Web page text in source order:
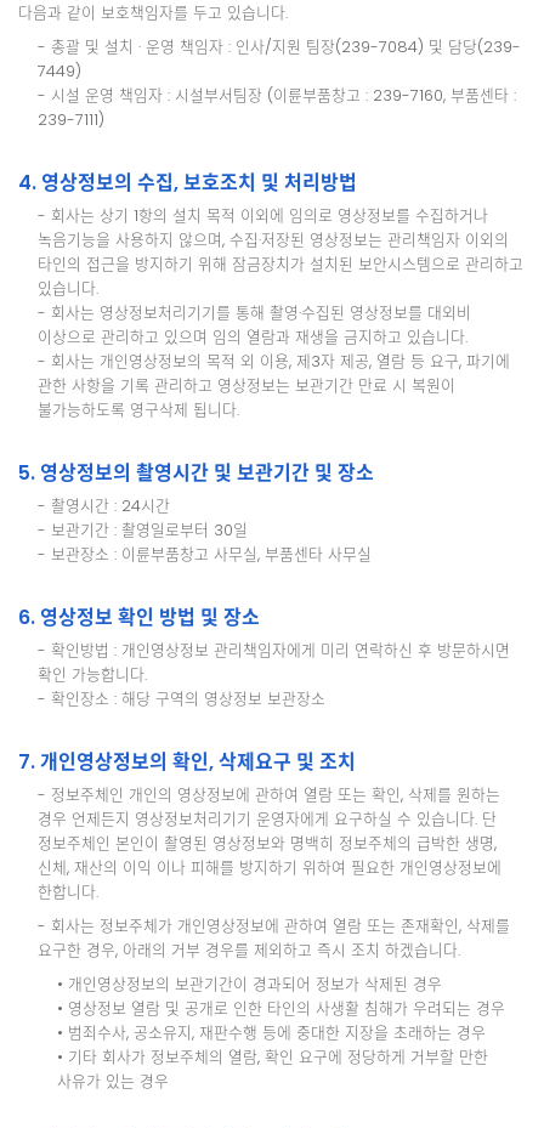
다음과 같이 보호책임자를 두고 있습니다.
- 총괄 및 설치 · 운영 책임자 : 인사/지원 팀장(239-7084) 및 담당(239-
7449)
- 시설 운영 책임자 : 시설부서팀장 (이륜부품창고 : 239-7160, 부품센타 :
239-7111)
4. 영상정보의 수집, 보호조치 및 처리방법
- 회사는 상기 1항의 설치 목적 이외에 임의로 영상정보를 수집하거나
녹음기능을 사용하지 않으며, 수집·저장된 영상정보는 관리책임자 이외의
타인의 접근을 방지하기 위해 잠금장치가 설치된 보안시스템으로 관리하고
있습니다.
- 회사는 영상정보처리기기를 통해 촬영·수집된 영상정보를 대외비
이상으로 관리하고 있으며 임의 열람과 재생을 금지하고 있습니다.
- 회사는 개인영상정보의 목적 외 이용, 제3자 제공, 열람 등 요구, 파기에
관한 사항을 기록 관리하고 영상정보는 보관기간 만료 시 복원이
불가능하도록 영구삭제 됩니다.
5. 영상정보의 촬영시간 및 보관기간 및 장소
- 촬영시간 : 24시간
- 보관기간 : 촬영일로부터 30일
- 보관장소 : 이륜부품창고 사무실, 부품센타 사무실
6. 영상정보 확인 방법 및 장소
- 확인방법 : 개인영상정보 관리책임자에게 미리 연락하신 후 방문하시면
확인 가능합니다.
- 확인장소 : 해당 구역의 영상정보 보관장소
7. 개인영상정보의 확인, 삭제요구 및 조치
- 정보주체인 개인의 영상정보에 관하여 열람 또는 확인, 삭제를 원하는
경우 언제든지 영상정보처리기기 운영자에게 요구하실 수 있습니다. 단
정보주체인 본인이 촬영된 영상정보와 명백히 정보주체의 급박한 생명,
신체, 재산의 이익 이나 피해를 방지하기 위하여 필요한 개인영상정보에
한합니다.
- 회사는 정보주체가 개인영상정보에 관하여 열람 또는 존재확인, 삭제를
요구한 경우, 아래의 거부 경우를 제외하고 즉시 조치 하겠습니다.
• 개인영상정보의 보관기간이 경과되어 정보가 삭제된 경우
• 영상정보 열람 및 공개로 인한 타인의 사생활 침해가 우려되는 경우
• 범죄수사, 공소유지, 재판수행 등에 중대한 지장을 초래하는 경우
• 기타 회사가 정보주체의 열람, 확인 요구에 정당하게 거부할 만한
사유가 있는 경우